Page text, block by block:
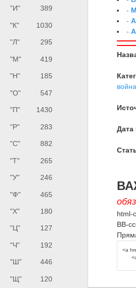
"И" 389
"К" 1030
"Л" 295
"М" 419
"Н" 185
"О" 547
"П" 1430
"Р" 283
"С" 882
"Т" 265
"У" 246
"Ф" 465
"Х" 180
"Ц" 127
"Ч" 192
"Ш" 446
"Щ" 120
-
-
-
Дата
html-
BB-